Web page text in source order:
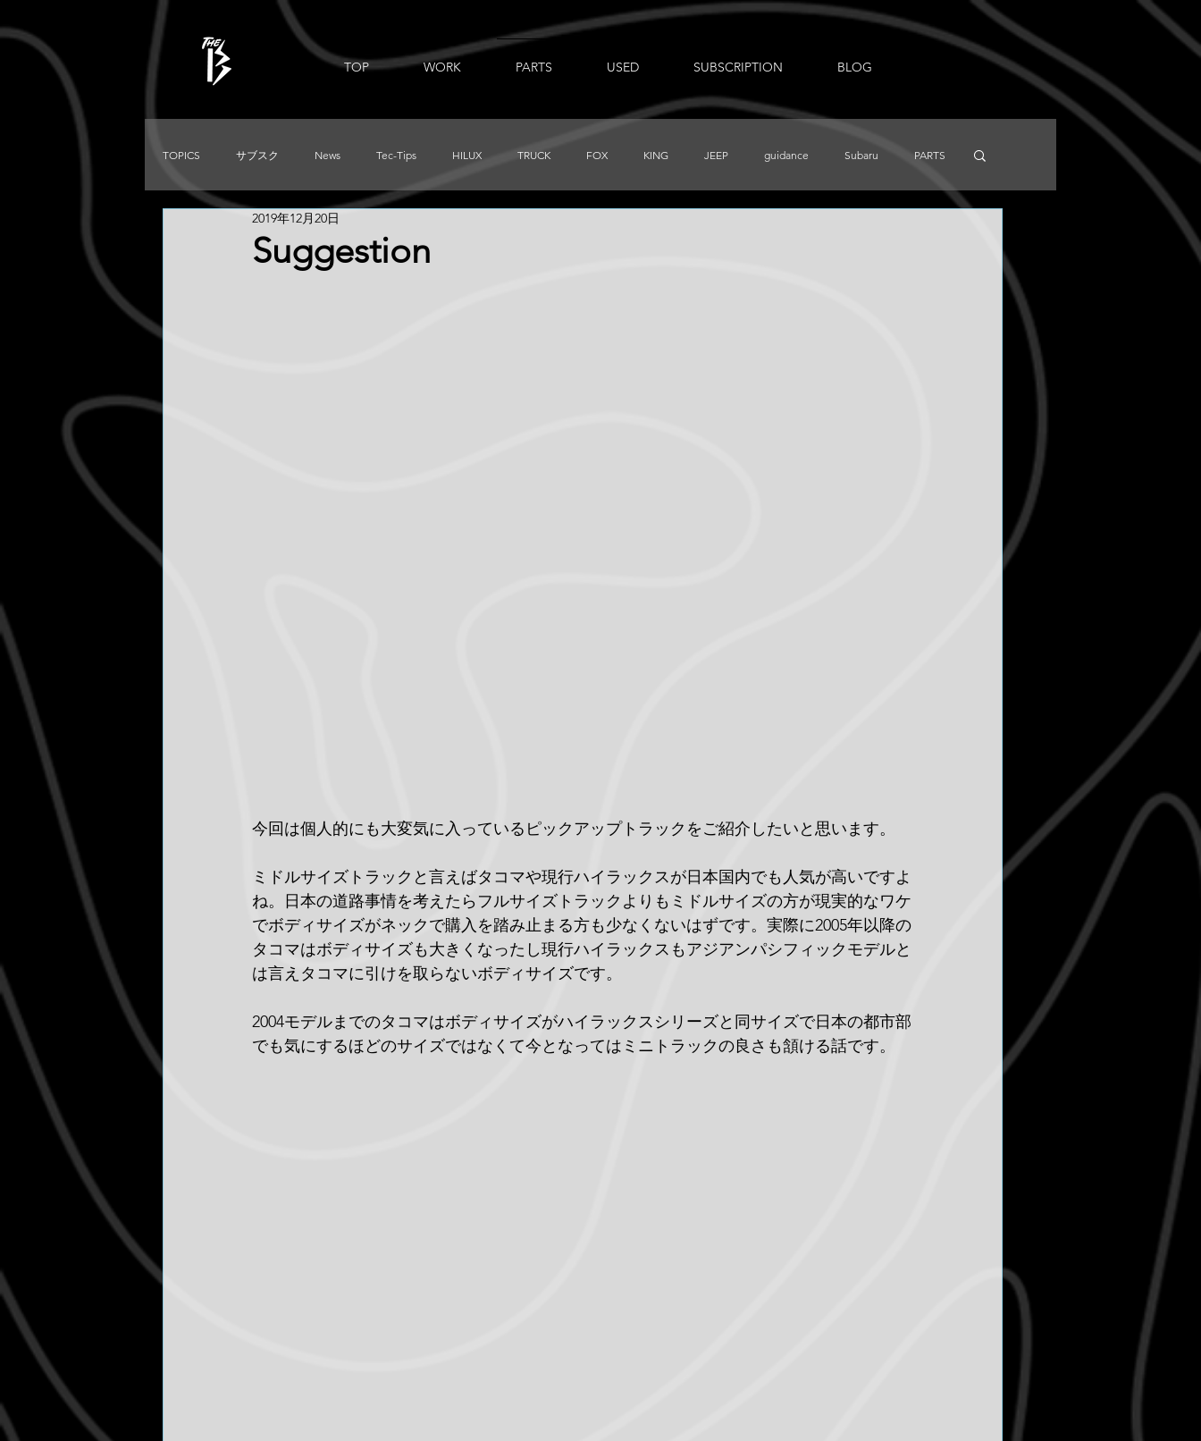
TOP WORK PARTS USED SUBSCRIPTION BLOG
TOPICS サブスク News Tec-Tips HILUX TRUCK FOX KING JEEP guidance Subaru PARTS
Used DIRTKING
Suggestion
2019年12月20日
今回は個人的にも大変気に入っているピックアップトラックをご紹介したいと思います。
ミドルサイズトラックと言えばタコマや現行ハイラックスが日本国内でも人気が高いですよ
ね。日本の道路事情を考えたらフルサイズトラックよりもミドルサイズの方が現実的なワケ
でボディサイズがネックで購入を踏み止まる方も少なくないはずです。実際に2005年以降の
タコマはボディサイズも大きくなったし現行ハイラックスもアジアンパシフィックモデルと
は言えタコマに引けを取らないボディサイズです。
2004モデルまでのタコマはボディサイズがハイラックスシリーズと同サイズで日本の都市部
でも気にするほどのサイズではなくて今となってはミニトラックの良さも頷ける話です。